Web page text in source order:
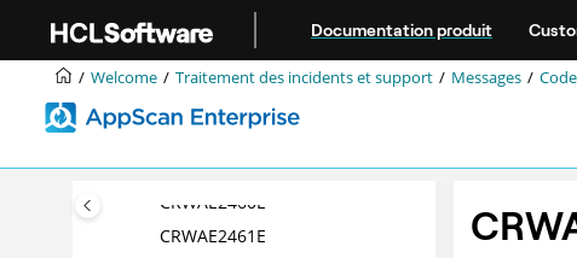
Documentation produit
Welcome Traitement des incidents et support Messages
CRWAE2453E
CRWAE2455E
CRWAE2458E
CRWAE2459E
CRWAE2460E
CRWAE2461E